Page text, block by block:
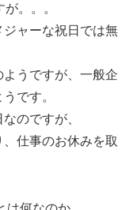
。。。
ャーな祝日では無
うですが、一般企
です。
のですが、
仕事のお休みを取